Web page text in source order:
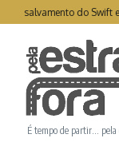
Ir para o conteúdo
de salvamento do Swift
É tempo de partir… pela